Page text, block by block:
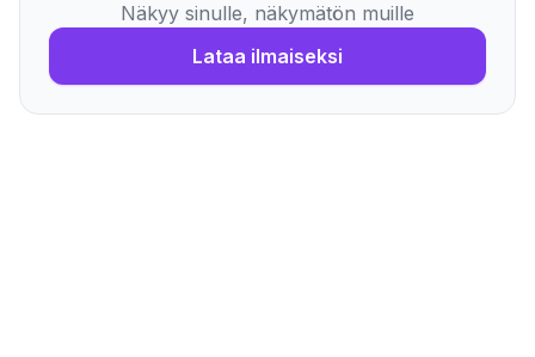
Näkyy sinulle, näkymätön muille
Lataa ilmaiseksi